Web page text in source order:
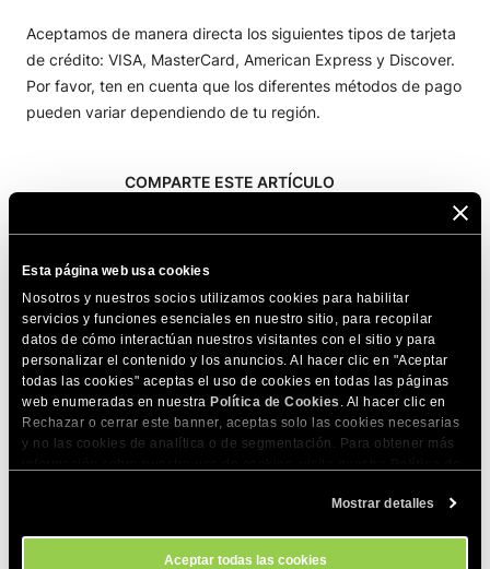
Esta página web usa cookies
Nosotros y nuestros socios utilizamos cookies para habilitar
servicios y funciones esenciales en nuestro sitio, para recopilar
datos de cómo interactúan nuestros visitantes con el sitio y para
personalizar el contenido y los anuncios. Al hacer clic en "Aceptar
todas las cookies" aceptas el uso de cookies en todas las páginas
web enumeradas en nuestra Política de Cookies . Al hacer clic en
Rechazar o cerrar este banner, aceptas solo las cookies necesarias
y no las cookies de analítica o de segmentación. Para obtener más
momento a través de la herramienta Configuración de Cookies de
Mostrar detalles
Aceptar todas las cookies
Aceptamos de manera directa los siguientes tipos de tarjeta
de crédito: VISA, MasterCard, American Express y Discover.
Por favor, ten en cuenta que los diferentes métodos de pago
pueden variar dependiendo de tu región.
COMPARTE ESTE ARTÍCULO
Artículos relacionados
¿Tengo un historial de pagos?
¿Cómo obtengo una factura?